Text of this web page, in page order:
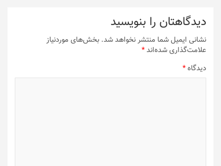
دیدگاهتان را بنویسید
نشانی ایمیل شما منتشر نخواهد شد. بخش‌های موردنیاز
علامت‌گذاری شده‌اند*
دیدگاه*